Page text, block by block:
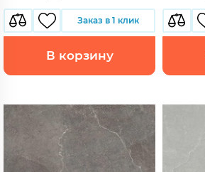
Заказ в 1 клик
В корзину